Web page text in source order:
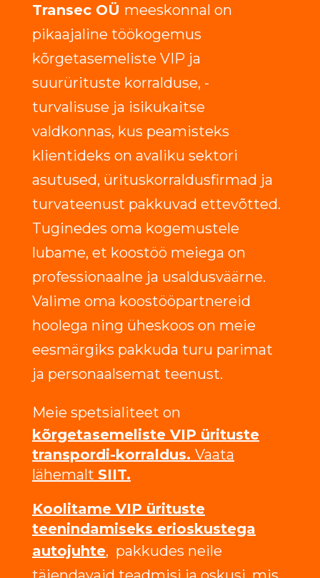
Transec OÜ meeskonnal on
pikaajaline töökogemus
kõrgetasemeliste VIP ja
suurürituste korralduse, -
turvalisuse ja isikukaitse
valdkonnas, kus peamisteks
klientideks on avaliku sektori
asutused, ürituskorraldusfirmad ja
turvateenust pakkuvad ettevõtted.
Tuginedes oma kogemustele
lubame, et koostöö meiega on
professionaalne ja usaldusväärne.
Valime oma koostööpartnereid
hoolega ning üheskoos on meie
eesmärgiks pakkuda turu parimat
ja personaalsemat teenust.
Meie spetsialiteet on
kõrgetasemeliste VIP ürituste
transpordi-korraldus. Vaata
lähemalt SIIT.
Koolitame VIP ürituste
teenindamiseks erioskustega
autojuhte, pakkudes neile